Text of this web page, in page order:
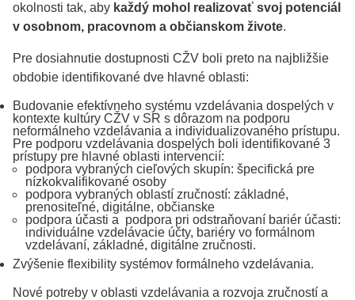
okolnosti tak, aby každý mohol realizovať svoj potenciál
v osobnom, pracovnom a občianskom živote.
Pre dosiahnutie dostupnosti CŽV boli preto na najbližšie
obdobie identifikované dve hlavné oblasti:
Budovanie efektívneho systému vzdelávania dospelých v
kontexte kultúry CŽV v SR s dôrazom na podporu
neformálneho vzdelávania a individualizovaného prístupu.
Pre podporu vzdelávania dospelých boli identifikované 3
prístupy pre hlavné oblasti intervencií:
podpora vybraných cieľových skupín: špecifická pre
nízkokvalifikované osoby
podpora vybraných oblastí zručností: základné,
prenositeľné, digitálne, občianske
podpora účasti a podpora pri odstraňovaní bariér účasti:
individuálne vzdelávacie účty, bariéry vo formálnom
vzdelávaní, základné, digitálne zručnosti.
Zvýšenie flexibility systémov formálneho vzdelávania.
Nové potreby v oblasti vzdelávania a rozvoja zručností a